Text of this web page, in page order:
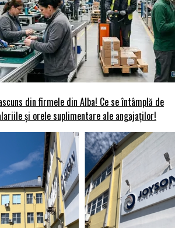
din firmele din Alba! Ce se întâmplă de
și orele suplimentare ale angajaților!